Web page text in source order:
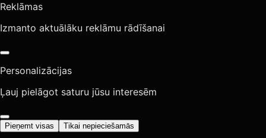
Reklāmas
Izmanto aktuālāku reklāmu rādīšanai
Personalizācijas
Ļauj pielāgot saturu jūsu interesēm
Pieņemt visas Tikai nepieciešamās